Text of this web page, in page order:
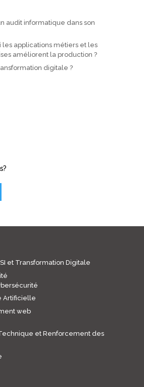
audit informatique dans son
les applications métiers et les
améliorent la production ?
digitale ?
et Transformation Digitale
Artificielle
web
et Renforcement des